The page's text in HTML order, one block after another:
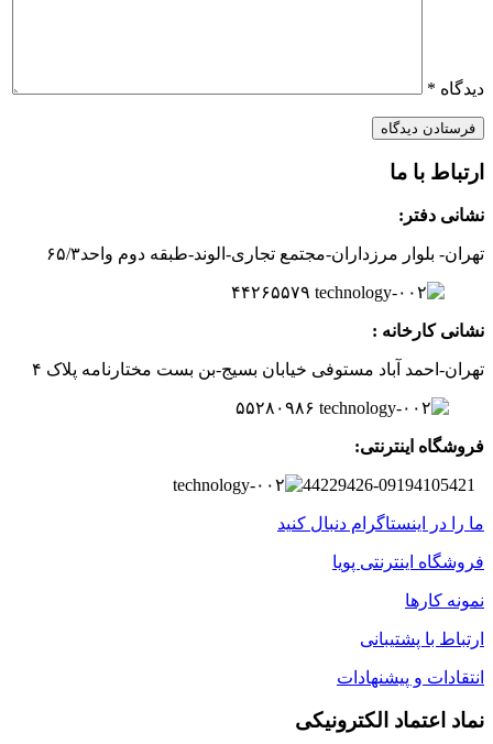
دیدگاه *
ارتباط با ما
نشانی دفتر:
تهران- بلوار مرزداران-مجتمع تجاری-الوند-طبقه دوم واحد۶ ۵/۳
۲۶۵۵۷۹
نشانی کارخانه :
تهران- احمد آباد مستوفی خیابان بسیج-بن بست مختارنامه پلاک ۴
فروشگاه اینترنتی:
44229426-09194105421
ما را در اینستاگرام دنبال کنید
فروشگاه اینترنتی پویا
نمونه کارها
ارتباط با پشتیبانی
انتقادات و پیشنهادات
نماد اعتماد الکترونیکی